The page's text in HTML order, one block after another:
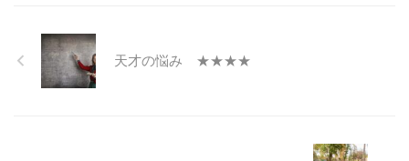
天才の悩み ★★★★